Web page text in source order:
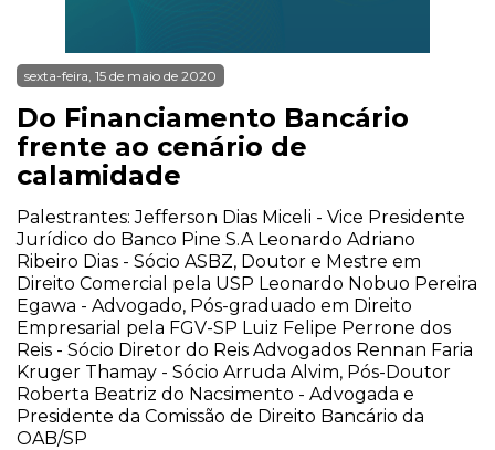
sexta-feira, 15 de maio de 2020
Do Financiamento Bancário
frente ao cenário de
calamidade
Palestrantes: Jefferson Dias Miceli - Vice Presidente
Jurídico do Banco Pine S.A Leonardo Adriano
Ribeiro Dias - Sócio ASBZ, Doutor e Mestre em
Direito Comercial pela USP Leonardo Nobuo Pereira
Egawa - Advogado, Pós-graduado em Direito
Empresarial pela FGV-SP Luiz Felipe Perrone dos
Reis - Sócio Diretor do Reis Advogados Rennan Faria
Kruger Thamay - Sócio Arruda Alvim, Pós-Doutor
Roberta Beatriz do Nacsimento - Advogada e
Presidente da Comissão de Direito Bancário da
OAB/SP